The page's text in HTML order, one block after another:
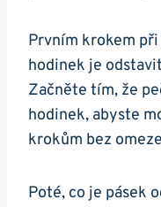
Prvním krokem⁢
hodinek je
Začněte tím, že
hodinek, abyste
krokům⁢ bez
Poté, co je‌ pásek